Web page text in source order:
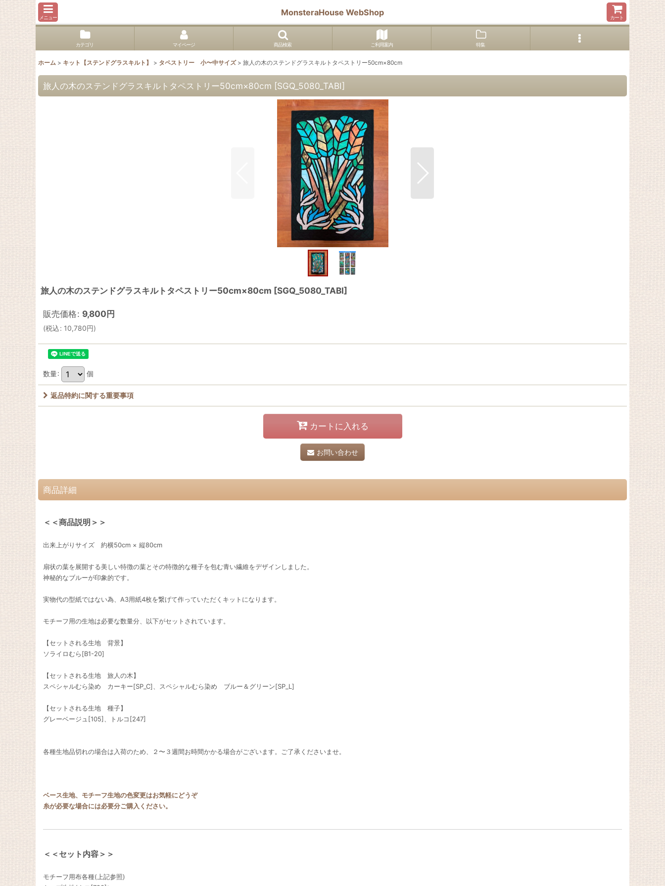
メニュー
MonsteraHouse WebShop
カート
カテゴリ マイページ 商品検索 ご利用案内 特集
ホーム > キット【ステンドグラスキルト】 > タペストリー 小〜中サイズ > 旅人の木のステンドグラスキルトタペストリー50cm×80cm
旅人の木のステンドグラスキルトタペストリー50cm×80cm [SGQ_5080_TABI]
旅人の木のステンドグラスキルトタペストリー50cm×80cm [SGQ_5080_TABI]
販売価格: 9,800円
(税込: 10,780円)
数量: 個
返品特約に関する重要事項
カートに入れる
お問い合わせ
商品詳細
＜＜商品説明＞＞
出来上がりサイズ 約横50cm × 縦80cm
扇状の葉を展開する美しい特徴の葉とその特徴的な種子を包む青い繊維をデザインしました。
神秘的なブルーが印象的です。
実物代の型紙ではない為、A3用紙4枚を繋げて作っていただくキットになります。
モチーフ用の生地は必要な数量分、以下がセットされています。
【セットされる生地 背景】
ソライロむら[B1-20]
【セットされる生地 旅人の木】
スペシャルむら染め カーキー[SP_C]、スペシャルむら染め ブルー＆グリーン[SP_L]
【セットされる生地 種子】
グレーベージュ[105]、トルコ[247]
各種生地品切れの場合は入荷のため、２〜３週間お時間かかる場合がございます。ご了承くださいませ。
ベース生地、モチーフ生地の色変更はお気軽にどうぞ
糸が必要な場合には必要分ご購入ください。
＜＜セット内容＞＞
モチーフ用布各種(上記参照)